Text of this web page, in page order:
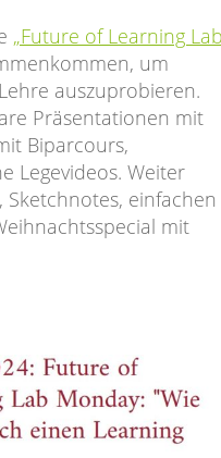
„Future of Learning Lab
um
auszuprobieren.
Präsentationen mit
Biparcours,
Legevideos. Weiter
einfachen
mit